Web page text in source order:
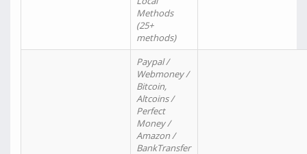
Methods
(25+
methods)
Paypal /
Webmoney /
Bitcoin,
Altcoins /
Perfect
Money /
Amazon /
BankTransfer